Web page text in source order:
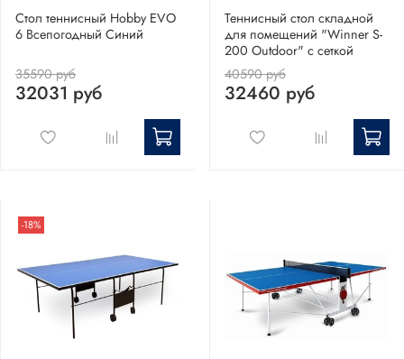
Стол теннисный Hobby EVO
6 Всепогодный Синий
35590 руб
32031 руб
Теннисный стол складной
для помещений "Winner S-
200 Outdoor" с сеткой
40590 руб
32460 руб
-18%